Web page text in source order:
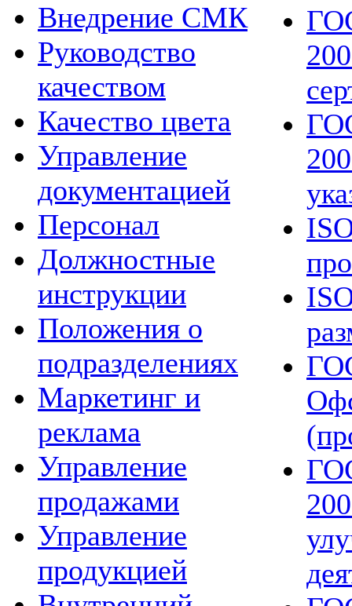
Внедрение СМК
Руководство
качеством
Качество цвета
Управление
документацией
Персонал
Должностные
инструкции
Положения о
подразделениях
Маркетинг и
реклама
Управление
продажами
Управление
продукцией